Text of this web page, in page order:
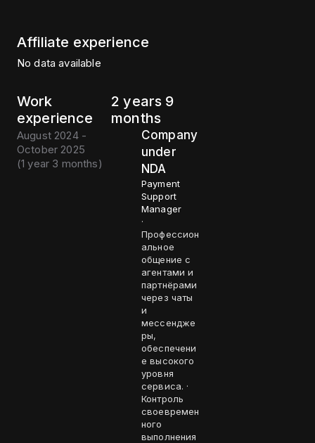
Affiliate experience
No data available
Work
experience
2 years 9
months
August 2024 -
October 2025
(1 year 3 months)
Company
under
NDA
Payment
Support
Manager
·
Профессион
альное
общение с
агентами и
партнёрами
через чаты
и
мессендже
ры,
обеспечени
е высокого
уровня
сервиса. ·
Контроль
своевремен
ного
выполнения